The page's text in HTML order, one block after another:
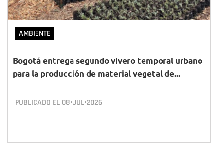
AMBIENTE
Bogotá entrega segundo vivero temporal urbano
para la producción de material vegetal de...
PUBLICADO EL 08•JUL•2026